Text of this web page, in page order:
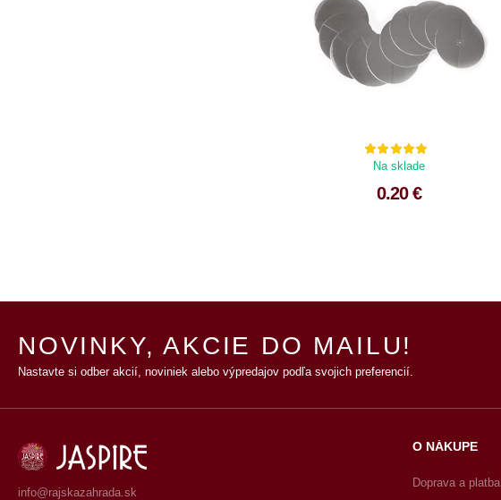
Na sklade
0.20 €
NOVINKY, AKCIE DO MAILU!
Nastavte si odber akcií, noviniek alebo výpredajov podľa svojich preferencií.
info@rajskazahrada.sk
O NÁKUPE
Doprava a platba